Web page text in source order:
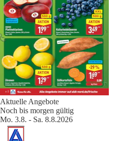
Aktuelle Angebote
Noch bis morgen gültig
Mo. 3.8. - Sa. 8.8.2026